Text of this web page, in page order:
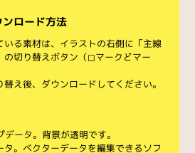
ロード方法
いる素材は、イラストの右側に「主線
切り替えボタン（◻︎マークと◼︎マー
え後、ダウンロードしてください。
ータ。背景が透明です。
タ。ベクターデータを編集できるソフ